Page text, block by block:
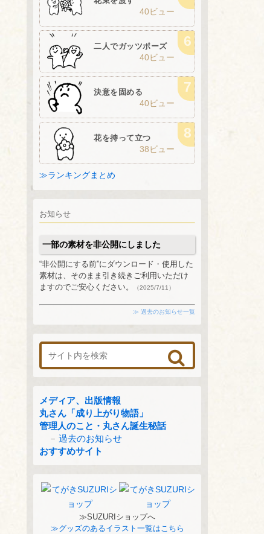
40ビュー
二人でガッツポーズ
40ビュー
決意を固める
40ビュー
花を持って立つ
38ビュー
≫ランキングまとめ
お知らせ
一部の素材を非公開にしました
“非公開にする前”にダウンロード・使用した
素材は、そのまま引き続きご利用いただけ
ますのでご安心ください。
（2025/7/11）
≫ 過去のお知らせ一覧
メディア、出版情報
丸さん「成り上がり物語」
管理人のこと・丸さん誕生秘話
過去のお知らせ
おすすめサイト
≫SUZURIショップへ
≫グッズのあるイラスト一覧はこちら